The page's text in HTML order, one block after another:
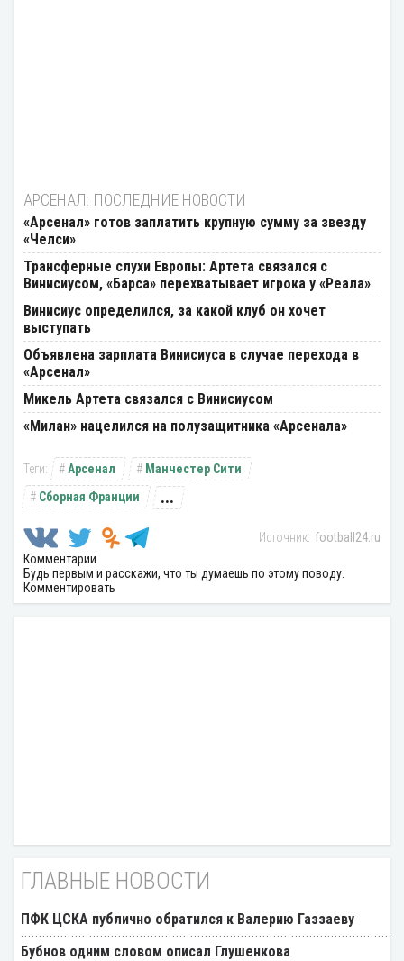
АРСЕНАЛ: ПОСЛЕДНИЕ НОВОСТИ
«Арсенал» готов заплатить крупную сумму за звезду
«Челси»
Трансферные слухи Европы: Артета связался с
Винисиусом, «Барса» перехватывает игрока у «Реала»
Винисиус определился, за какой клуб он хочет
выступать
Объявлена зарплата Винисиуса в случае перехода в
«Арсенал»
Микель Артета связался с Винисиусом
«Милан» нацелился на полузащитника «Арсенала»
Арсенал
Манчестер Сити
Сборная Франции
...
football24.ru
Комментарии
Будь первым и расскажи, что ты думаешь по этому поводу.
Комментировать
ГЛАВНЫЕ НОВОСТИ
ПФК ЦСКА публично обратился к Валерию Газзаеву
Бубнов одним словом описал Глушенкова